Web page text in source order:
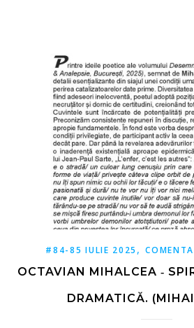
#84-85 IULIE 2025 ,
OCTAVIAN MIHALCEA ‑
DRAMATICĂ.